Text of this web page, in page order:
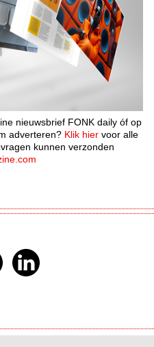
nieuwsbrief FONK daily óf op
adverteren? Klik hier voor alle
kunnen verzonden